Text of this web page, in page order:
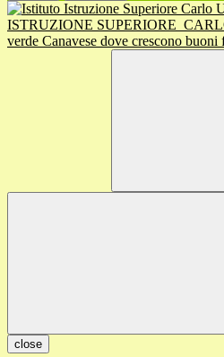
ISTRUZIONE SUPERIORE
verde Canavese dove crescono buoni
close